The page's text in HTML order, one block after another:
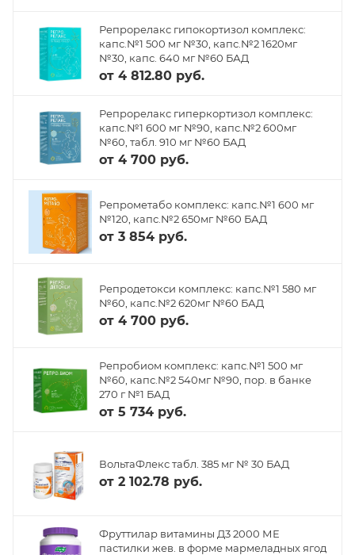
Репрорелакс гипокортизол комплекс:
капс.№1 500 мг №30, капс.№2 1620мг
№30, капс. 640 мг №60 БАД
от 4 812.80 руб.
Репрорелакс гиперкортизол комплекс:
капс.№1 600 мг №90, капс.№2 600мг
№60, табл. 910 мг №60 БАД
от 4 700 руб.
Репрометабо комплекс: капс.№1 600 мг
№120, капс.№2 650мг №60 БАД
от 3 854 руб.
Репродетокси комплекс: капс.№1 580 мг
№60, капс.№2 620мг №60 БАД
от 4 700 руб.
Репробиом комплекс: капс.№1 500 мг
№60, капс.№2 540мг №90, пор. в банке
270 г №1 БАД
от 5 734 руб.
ВольтаФлекс табл. 385 мг № 30 БАД
от 2 102.78 руб.
Фруттилар витамины Д3 2000 МЕ
пастилки жев. в форме мармеладных ягод